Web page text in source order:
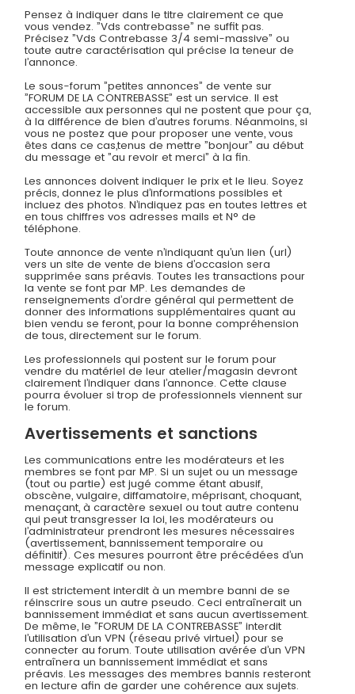
Pensez à indiquer dans le titre clairement ce que
vous vendez. ”Vds contrebasse” ne suffit pas.
Précisez ”Vds Contrebasse 3/4 semi-massive” ou
toute autre caractérisation qui précise la teneur de
l’annonce.
Le sous-forum ”petites annonces” de vente sur
”FORUM DE LA CONTREBASSE” est un service. Il est
accessible aux personnes qui ne postent que pour ça,
à la différence de bien d’autres forums. Néanmoins, si
vous ne postez que pour proposer une vente, vous
êtes dans ce cas,tenus de mettre ”bonjour” au début
du message et ”au revoir et merci” à la fin.
Les annonces doivent indiquer le prix et le lieu. Soyez
précis, donnez le plus d’informations possibles et
incluez des photos. N’indiquez pas en toutes lettres et
en tous chiffres vos adresses mails et N° de
téléphone.
Toute annonce de vente n’indiquant qu’un lien (url)
vers un site de vente de biens d’occasion sera
supprimée sans préavis. Toutes les transactions pour
la vente se font par MP. Les demandes de
renseignements d’ordre général qui permettent de
donner des informations supplémentaires quant au
bien vendu se feront, pour la bonne compréhension
de tous, directement sur le forum.
Les professionnels qui postent sur le forum pour
vendre du matériel de leur atelier/magasin devront
clairement l’indiquer dans l’annonce. Cette clause
pourra évoluer si trop de professionnels viennent sur
le forum.
Avertissements et sanctions
Les communications entre les modérateurs et les
membres se font par MP. Si un sujet ou un message
(tout ou partie) est jugé comme étant abusif,
obscène, vulgaire, diffamatoire, méprisant, choquant,
menaçant, à caractère sexuel ou tout autre contenu
qui peut transgresser la loi, les modérateurs ou
l’administrateur prendront les mesures nécessaires
(avertissement, bannissement temporaire ou
définitif). Ces mesures pourront être précédées d’un
message explicatif ou non.
Il est strictement interdit à un membre banni de se
réinscrire sous un autre pseudo. Ceci entraînerait un
bannissement immédiat et sans aucun avertissement.
De même, le ”FORUM DE LA CONTREBASSE” interdit
l’utilisation d’un VPN (réseau privé virtuel) pour se
connecter au forum. Toute utilisation avérée d’un VPN
entraînera un bannissement immédiat et sans
préavis. Les messages des membres bannis resteront
en lecture afin de garder une cohérence aux sujets.